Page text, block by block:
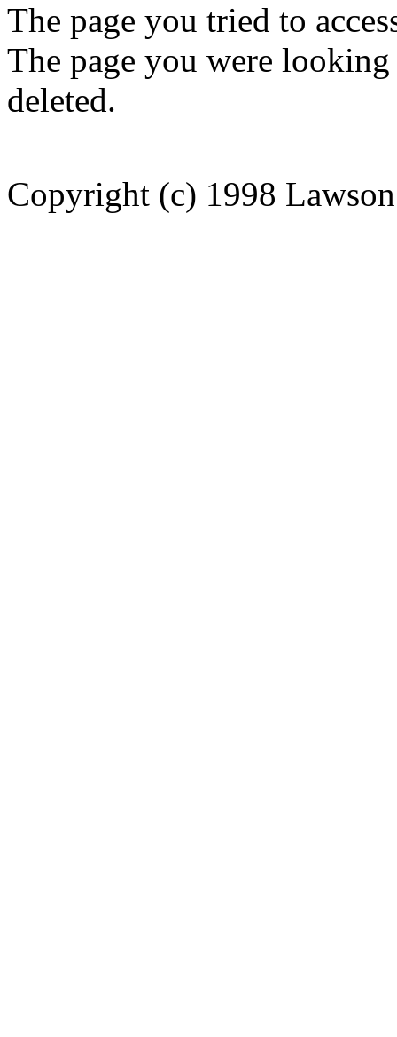
The page you tried to
The page you were
deleted.
Copyright (c) 1998